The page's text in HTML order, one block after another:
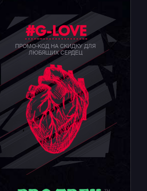
#G-LOVE
ПРОМО-КОД НА СКИДКУ ДЛЯ
ЛЮБЯЩИХ СЕРДЕЦ